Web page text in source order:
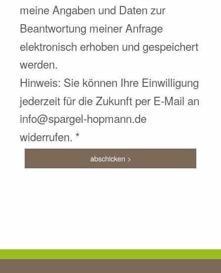
meine Angaben und Daten zur
Beantwortung meiner Anfrage
elektronisch erhoben und gespeichert
werden.
Hinweis: Sie können Ihre Einwilligung
jederzeit für die Zukunft per E-Mail an
info@spargel-hopmann.de
widerrufen. *